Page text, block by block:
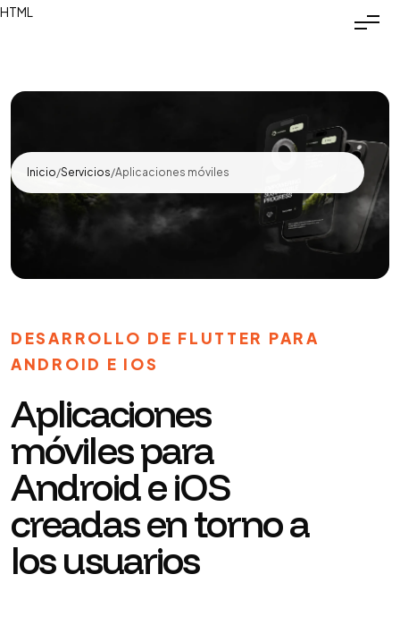
HTML
Inicio/Servicios/Aplicaciones móviles
DESARROLLO DE FLUTTER PARA
ANDROID E IOS
Aplicaciones
móviles para
Android e iOS
creadas en torno a
los usuarios